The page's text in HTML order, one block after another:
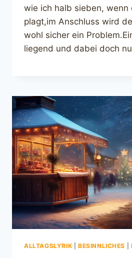
wie ich halb sieben, wenn
plagt,im Anschluss wird
wohl sicher ein
liegend und dabei doch
ALLTAGSLYRIK BESINNLICHES